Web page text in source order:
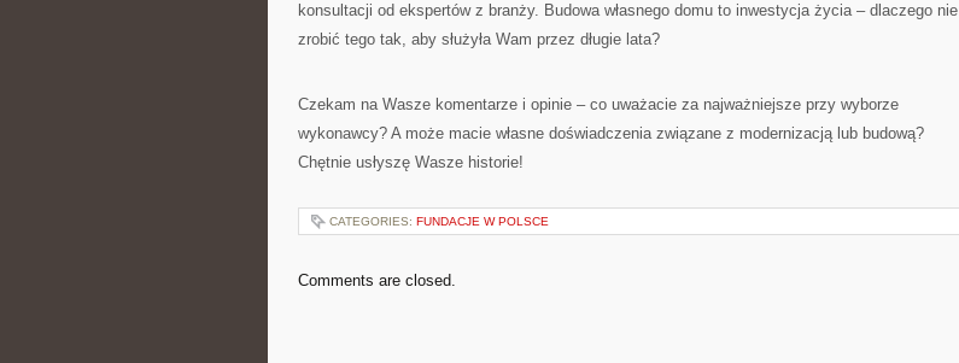
konsultacji od ekspertów z branży. Budowa własnego domu to inwestycja życia – dlaczego nie
zrobić tego tak, aby służyła Wam przez długie lata?
Czekam na Wasze komentarze i opinie – co uważacie za najważniejsze przy wyborze
wykonawcy? A może macie własne doświadczenia związane z modernizacją lub budową?
Chętnie usłyszę Wasze historie!
CATEGORIES: FUNDACJE W POLSCE
Comments are closed.